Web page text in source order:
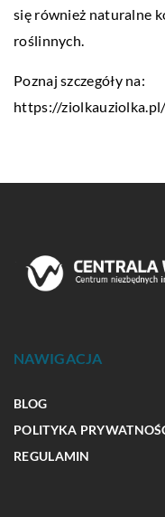
się również naturalne
roślinnych.
Poznaj szczegóły na:
https://
NAWIGACJA
BLOG
POLITYKA
REGULAMIN